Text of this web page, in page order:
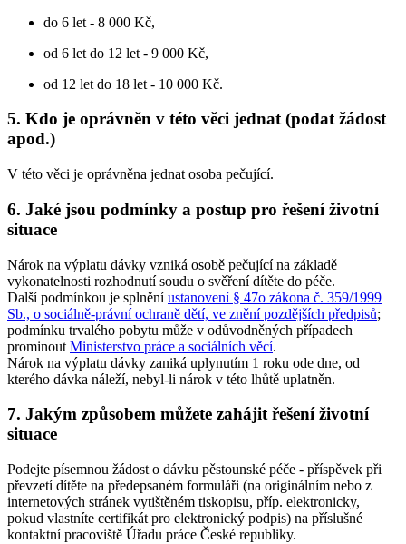
do 6 let - 8 000 Kč,
od 6 let do 12 let - 9 000 Kč,
od 12 let do 18 let - 10 000 Kč.
5. Kdo je oprávněn v této věci jednat (podat žádost
apod.)
V této věci je oprávněna jednat osoba pečující.
6. Jaké jsou podmínky a postup pro řešení životní
situace
Nárok na výplatu dávky vzniká osobě pečující na základě
vykonatelnosti rozhodnutí soudu o svěření dítěte do péče.
Další podmínkou je splněníustanovení § 47o zákona č. 359/1999
Sb., o sociálně-právní ochraně dětí, ve znění pozdějších předpisů;
podmínku trvalého pobytu může v odůvodněných případech
prominout Ministerstvo práce a sociálních věcí.
Nárok na výplatu dávky zaniká uplynutím 1 roku ode dne, od
kterého dávka náleží, nebyl-li nárok v této lhůtě uplatněn.
7. Jakým způsobem můžete zahájit řešení životní
situace
Podejte písemnou žádost o dávku pěstounské péče - příspěvek při
převzetí dítěte na předepsaném formuláři (na originálním nebo z
internetových stránek vytištěném tiskopisu, příp. elektronicky,
pokud vlastníte certifikát pro elektronický podpis) na příslušné
kontaktní pracoviště Úřadu práce České republiky.